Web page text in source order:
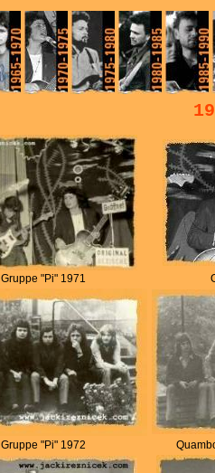
Gruppe "Pi" 1971
Gruppe "Pi" 1972